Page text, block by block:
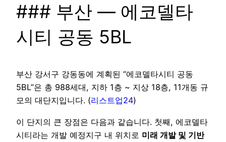
### 부산 — 에코델타
시티 공동 5BL
부산 강서구 강동동에 계획된 “에코델타시티 공동
5BL”은 총 988세대, 지하 1층 ~ 지상 18층, 11개동 규
모의 대단지입니다. (리스트업24)
이 단지의 큰 장점은 다음과 같습니다. 첫째, 에코델타
시티라는 개발 예정지구 내 위치로 미래 개발 및 기반